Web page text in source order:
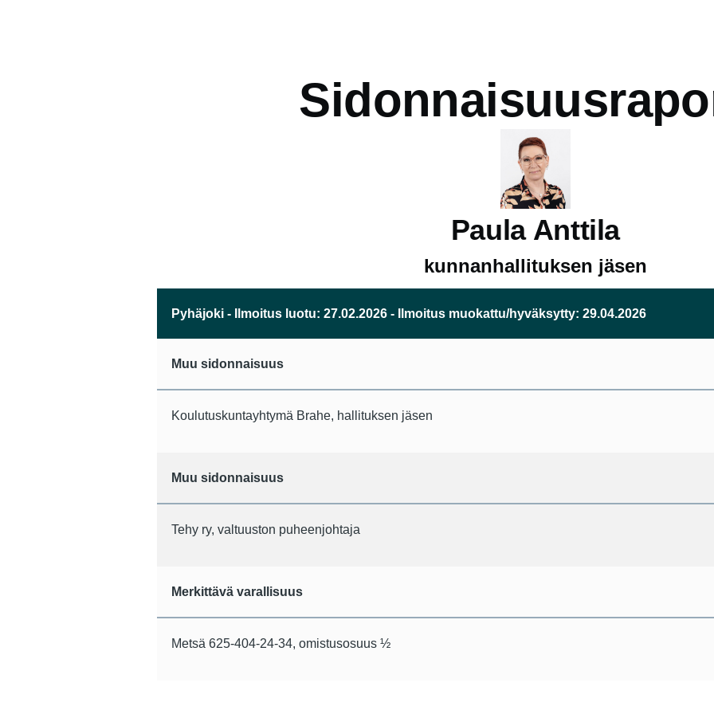
Paula Anttila
kunnanhallituksen jäsen
Pyhäjoki - Ilmoitus luotu: 27.02.2026 - Ilmoitus muokattu/hyväksytty: 29.04.2026
Muu sidonnaisuus
Koulutuskuntayhtymä Brahe, hallituksen jäsen
Muu sidonnaisuus
Tehy ry, valtuuston puheenjohtaja
Merkittävä varallisuus
Metsä 625-404-24-34, omistusosuus ½